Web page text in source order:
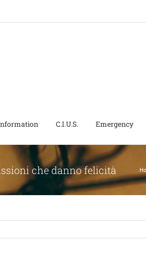
C.I.U.S. Emergency
che danno felicità